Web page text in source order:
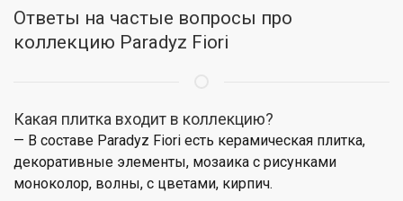
Ответы на частые вопросы про
коллекцию Paradyz Fiori
Какая плитка входит в коллекцию?
— В составе Paradyz Fiori есть керамическая плитка,
декоративные элементы, мозаика с рисунками
моноколор, волны, с цветами, кирпич.